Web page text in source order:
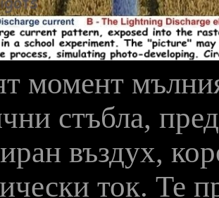
момент
стъбла,
въздух,
ток. Те